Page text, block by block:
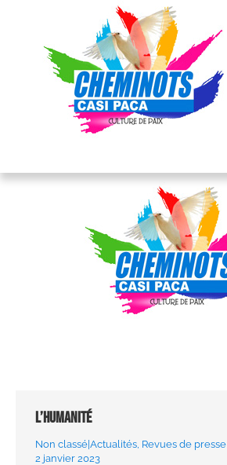
L’Humanité
Non classé|Actualités, Revues de presse
2 janvier 2023